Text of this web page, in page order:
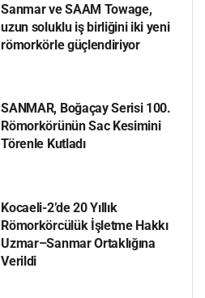
Sanmar ve SAAM Towage,
uzun soluklu iş birliğini iki yeni
römorkörle güçlendiriyor
SANMAR, Boğaçay Serisi 100.
Römorkörünün Sac Kesimini
Törenle Kutladı
Kocaeli-2’de 20 Yıllık
Römorkörcülük İşletme Hakkı
Uzmar–Sanmar Ortaklığına
Verildi